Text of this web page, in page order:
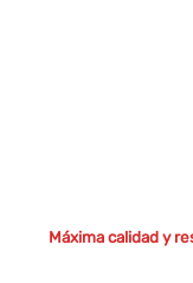
Máxima calidad y